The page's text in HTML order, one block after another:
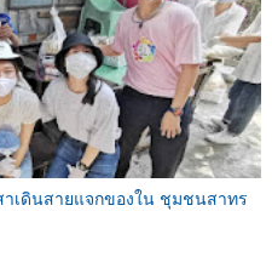
าเดินสายแจกของใน ชุมชนสาทร